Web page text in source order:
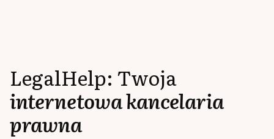
LegalHelp: Twoja
internetowa kancelaria
prawna